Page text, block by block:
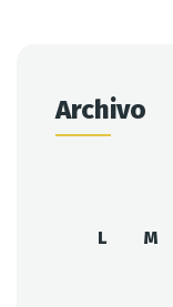
Archivo
L M